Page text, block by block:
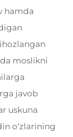
hamda
moslikni
javob
uskuna
o‘zlarining